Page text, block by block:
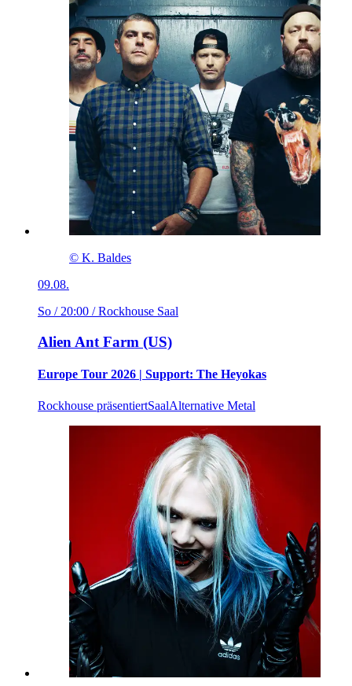
© K. Baldes
09.08.
So / 20:00 / Rockhouse Saal
Alien Ant Farm (US)
Europe Tour 2026 | Support: The Heyokas
Rockhouse präsentiertSaalAlternative Metal